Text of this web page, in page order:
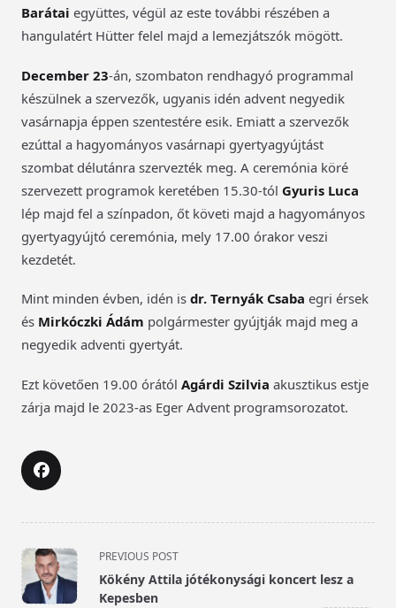
Barátai együttes, végül az este további részében a
hangulatért Hütter felel majd a lemezjátszók mögött.
December 23-án, szombaton rendhagyó programmal
készülnek a szervezők, ugyanis idén advent negyedik
vasárnapja éppen szentestére esik. Emiatt a szervezők
ezúttal a hagyományos vasárnapi gyertyagyújtást
szombat délutánra szervezték meg. A ceremónia köré
szervezett programok keretében 15.30-tól Gyuris Luca
lép majd fel a színpadon, őt követi majd a hagyományos
gyertyagyújtó ceremónia, mely 17.00 órakor veszi
kezdetét.
Mint minden évben, idén is dr. Ternyák Csaba egri érsek
és Mirkóczki Ádám polgármester gyújtják majd meg a
negyedik adventi gyertyát.
Ezt követően 19.00 órától Agárdi Szilvia akusztikus estje
zárja majd le 2023-as Eger Advent programsorozatot.
<span
class="nav-
subtitle
PREVIOUS POST
Kökény Attila jótékonysági koncert lesz a
Kepesben